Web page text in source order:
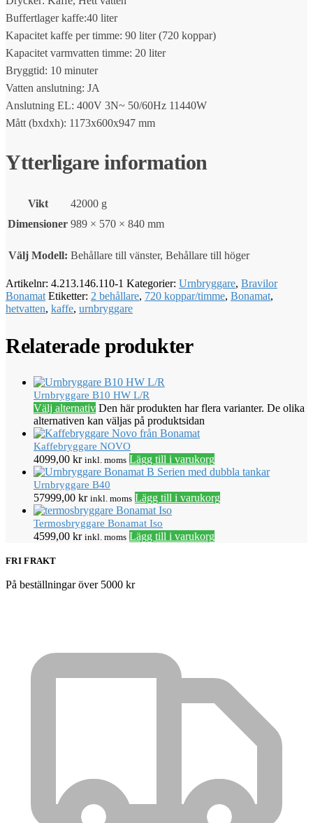
Buffertlager kaffe:40 liter
Kapacitet kaffe per timme: 90 liter (720 koppar)
Kapacitet varmvatten timme: 20 liter
Bryggtid: 10 minuter
Vatten anslutning: JA
Anslutning EL: 400V 3N~ 50/60Hz 11440W
Mått (bxdxh): 1173x600x947 mm
Ytterligare information
Vikt
42000 g
Dimensioner 989 × 570 × 840 mm
Välj Modell: Behållare till vänster, Behållare till höger
Artikelnr: 4.213.146.110-1 Kategorier: Urnbryggare, Bravilor
Bonamat Etiketter: 2 behållare, 720 koppar/timme, Bonamat,
hetvatten, kaffe, urnbryggare
Relaterade produkter
Urnbryggare B10 HW L/R
Välj alternativ Den här produkten har flera varianter. De olika
alternativen kan väljas på produktsidan
Kaffebryggare NOVO
4099,00 kr inkl. moms Lägg till i varukorg
Urnbryggare B40
57999,00 kr inkl. moms Lägg till i varukorg
Termosbryggare Bonamat Iso
4599,00 kr inkl. moms Lägg till i varukorg
FRI FRAKT
På beställningar över 5000 kr